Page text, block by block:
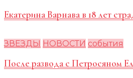
Екатерина Варнава в 18 лет
ЗВЕЗДЫ НОВОСТИ события
После развода с Петросяном